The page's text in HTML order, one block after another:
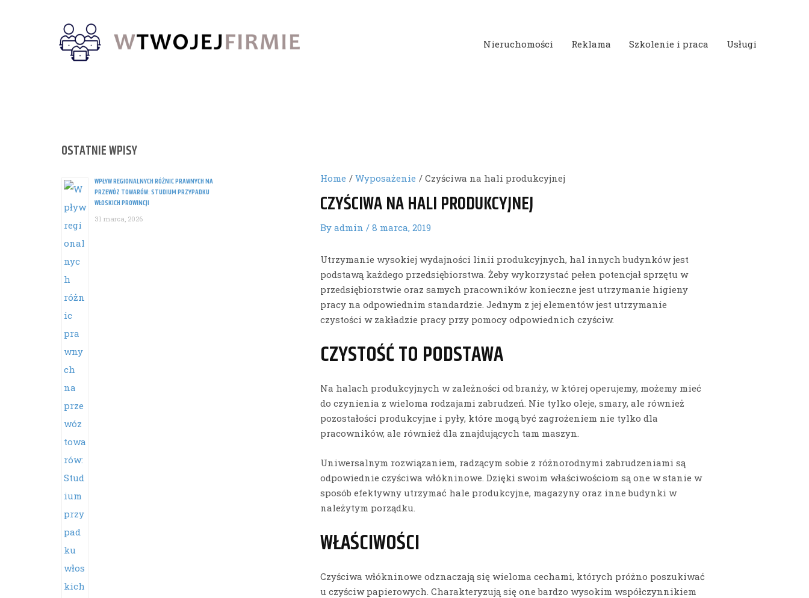
Nieruchomości Reklama Szkolenie i praca Usługi
OSTATNIE WPISY
WPŁYW REGIONALNYCH RÓŻNIC PRAWNYCH NA
PRZEWÓZ TOWARÓW: STUDIUM PRZYPADKU
WŁOSKICH PROWINCJI
31 marca, 2026
Home Wyposażenie Czyściwa na hali produkcyjnej
CZYŚCIWA NA HALI PRODUKCYJNEJ
Byadmin/8 marca, 2019
Utrzymanie wysokiej wydajności linii produkcyjnych, hal innych budynków jest
podstawą każdego przedsiębiorstwa. Żeby wykorzystać pełen potencjał sprzętu w
przedsiębiorstwie oraz samych pracowników konieczne jest utrzymanie higieny
pracy na odpowiednim standardzie. Jednym z jej elementów jest utrzymanie
czystości w zakładzie pracy przy pomocy odpowiednich czyściw.
CZYSTOŚĆ TO PODSTAWA
Na halach produkcyjnych w zależności od branży, w której operujemy, możemy mieć
do czynienia z wieloma rodzajami zabrudzeń. Nie tylko oleje, smary, ale również
pozostałości produkcyjne i pyły, które mogą być zagrożeniem nie tylko dla
pracowników, ale również dla znajdujących tam maszyn.
Uniwersalnym rozwiązaniem, radzącym sobie z różnorodnymi zabrudzeniami są
odpowiednie czyściwa włókninowe. Dzięki swoim właściwościom są one w stanie w
sposób efektywny utrzymać hale produkcyjne, magazyny oraz inne budynki w
należytym porządku.
WŁAŚCIWOŚCI
Czyściwa włókninowe odznaczają się wieloma cechami, których próżno poszukiwać
u czyściw papierowych. Charakteryzują się one bardzo wysokim współczynnikiem